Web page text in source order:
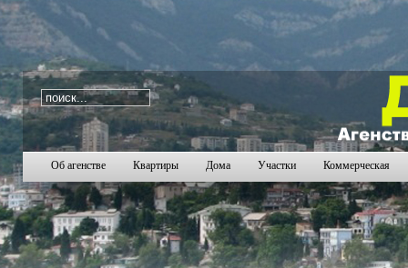
i=375
90919293 9495 9899 100101102
Об агенстве Квартиры Дома Участки Коммерческая